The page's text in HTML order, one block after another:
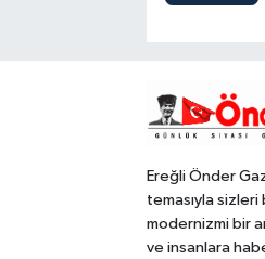
Ereğli Önder
temasıyla
modernizmi bir
ve insanlara